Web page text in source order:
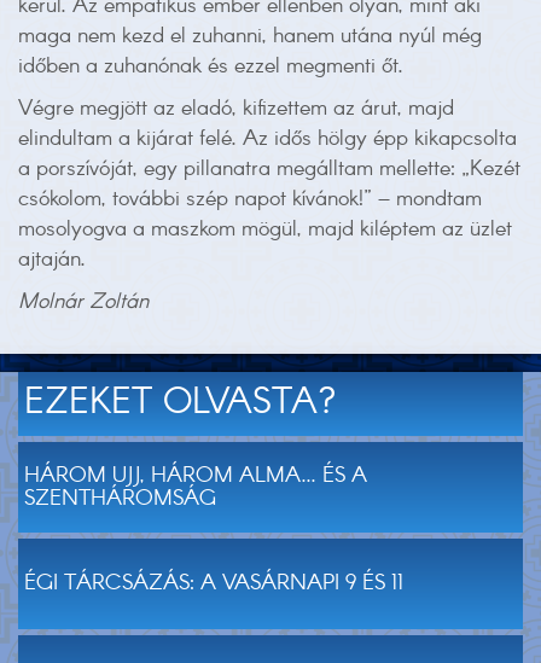
maga nem kezd el zuhanni, hanem utána nyúl még
időben a zuhanónak és ezzel megmenti őt.
Végre megjött az eladó, kifizettem az árut, majd
elindultam a kijárat felé. Az idős hölgy épp kikapcsolta
a porszívóját, egy pillanatra megálltam mellette: „Kezét
csókolom, további szép napot kívánok!” – mondtam
mosolyogva a maszkom mögül, majd kiléptem az üzlet
ajtaján.
Molnár Zoltán
EZEKET OLVASTA?
HÁROM UJJ, HÁROM ALMA... ÉS A
SZENTHÁROMSÁG
ÉGI TÁRCSÁZÁS: A VASÁRNAPI 9 ÉS 11